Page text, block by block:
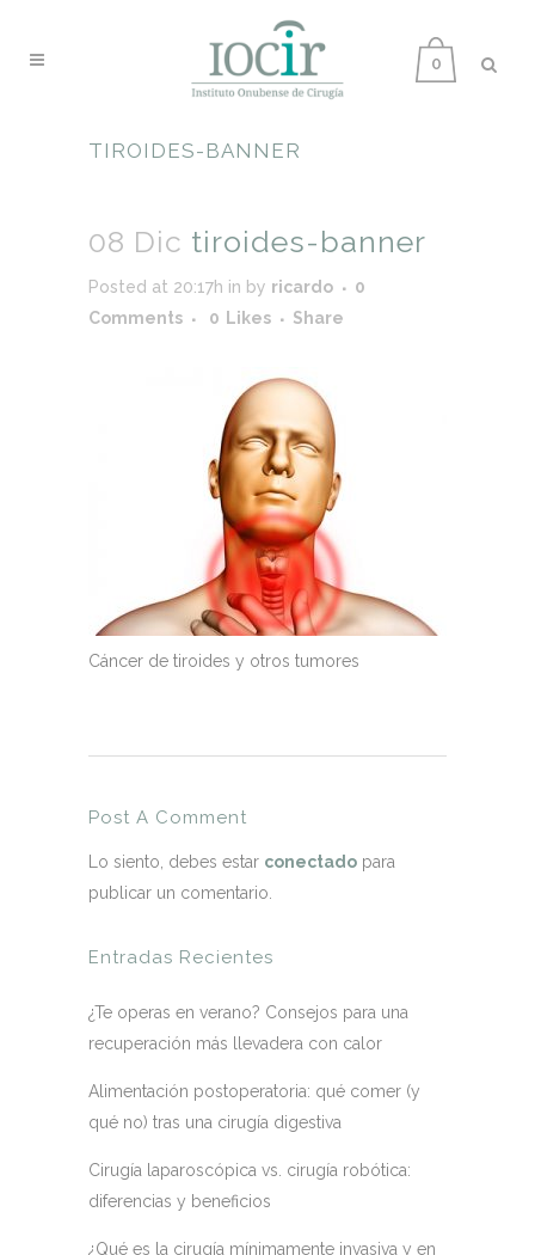
0
TIROIDES-BANNER
08 Dic tiroides-banner
Posted at 20:17h in by ricardo
0
Comments
0 Likes Share
Cáncer de tiroides y otros tumores
Post A Comment
Lo siento, debes estar conectado para
publicar un comentario.
Entradas Recientes
¿Te operas en verano? Consejos para una
recuperación más llevadera con calor
Alimentación postoperatoria: qué comer (y
qué no) tras una cirugía digestiva
Cirugía laparoscópica vs. cirugía robótica:
diferencias y beneficios
¿Qué es la cirugía mínimamente invasiva y en